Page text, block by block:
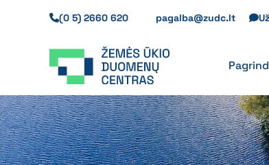
(0 5) 2660 620 pagalba@zudc.lt